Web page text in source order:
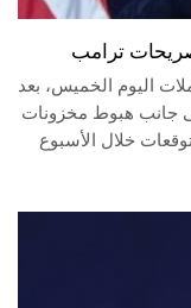
من 1% خلال تعاملات اليوم الخميس، بعد
جانب هبوط مخزونات
خلال الأسبوع